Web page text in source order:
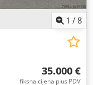
1 /8
35.000 €
fiksna cijena plus PDV